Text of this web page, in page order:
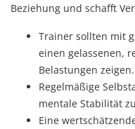
Beziehung und schafft
Trainer sollten mit
einen gelassenen,
Belastungen zeigen.
Regelmäßige
mentale Stabilität
Eine